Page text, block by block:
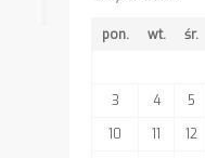
pon. wt. śr.
3
4 5
10
11 12